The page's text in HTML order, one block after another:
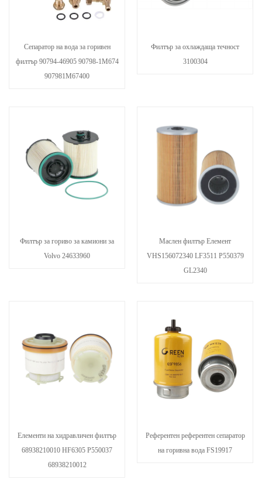
Сепаратор на вода за горивен
филтър 90794-46905 90798-1M674
907981M67400
Филтър за охлаждаща течност
3100304
Филтър за гориво за камиони за
Volvo 24633960
Маслен филтър Елемент
VHS156072340 LF3511 P550379
GL2340
Елементи на хидравличен филтър
68938210010 HF6305 P550037
68938210012
Референтен референтен сепаратор
на горивна вода FS19917